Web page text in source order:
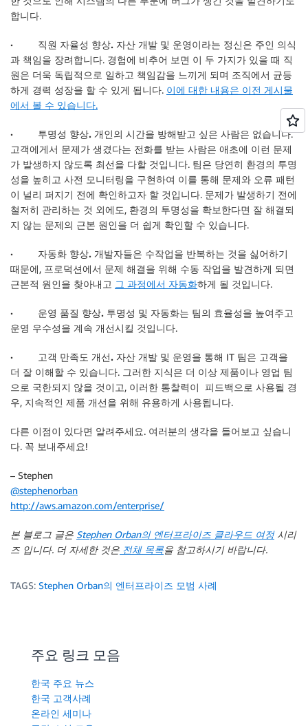
합니다.
· 직원 자율성 향상. 자산 개발 및 운영이라는 정신은 주인 의식
과 책임을 장려합니다. 경험에 비추어 보면 이 두 가지가 있을 때 직
원은 더욱 독립적으로 일하고 책임감을 느끼게 되며 조직에서 균등
하게 경력 성장을 할 수 있게 됩니다. 이에 대한 내용은 이전 게시물
에서 볼 수 있습니다.
· 투명성 향상. 개인의 시간을 방해받고 싶은 사람은 없습니다.
고객에게서 문제가 생겼다는 전화를 받는 사람은 애초에 이런 문제
가 발생하지 않도록 최선을 다할 것입니다. 팀은 당연히 환경의 투명
성을 높히고 사전 모니터링을 구현하여 이를 통해 문제와 오류 패턴
이 널리 퍼지기 전에 확인하고자 할 것입니다. 문제가 발생하기 전에
철저히 관리하는 것 외에도, 환경의 투명성을 확보한다면 잘 해결되
지 않는 문제의 근본 원인을 더 쉽게 확인할 수 있습니다.
· 자동화 향상. 개발자들은 수작업을 반복하는 것을 싫어하기
때문에, 프로덕션에서 문제 해결을 위해 수동 작업을 발견하게 되면
근본적 원인을 찾아내고 그 과정에서 자동화하게 될 것입니다.
· 운영 품질 향상. 투명성 및 자동화는 팀의 효율성을 높여주고
운영 우수성을 계속 개선시킬 것입니다.
· 고객 만족도 개선. 자산 개발 및 운영을 통해 IT 팀은 고객을
더 잘 이해할 수 있습니다. 그러한 지식은 더 이상 제품이나 영업 팀
으로 국한되지 않을 것이고, 이러한 통찰력이 피드백으로 사용될 경
우, 지속적인 제품 개선을 위해 유용하게 사용됩니다.
다른 이점이 있다면 알려주세요. 여러분의 생각을 들어보고 싶습니
다. 꼭 보내주세요!
– Stephen
@stephenorban
http://aws.amazon.com/enterprise/
본 블로그 글은 Stephen Orban의 엔터프라이즈 클라우드 여정시리
즈 입니다. 더 자세한 것은 전체 목록을 참고하시기 바랍니다.
TAGS: Stephen Orban의 엔터프라이즈 모범 사례
주요 링크 모음
한국 주요 뉴스
한국 고객사례
온라인 세미나